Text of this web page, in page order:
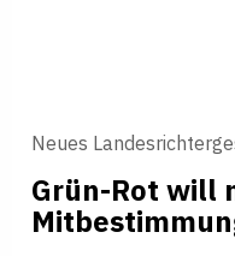
Neues
Grün-Rot will